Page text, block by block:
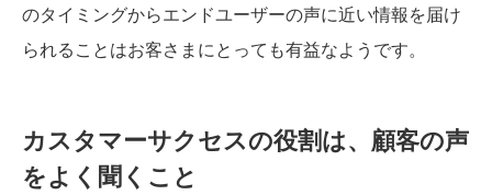
のタイミングからエンドユーザーの声に近い情報を届け
られることはお客さまにとっても有益なようです。
カスタマーサクセスの役割は、顧客の声
をよく聞くこと